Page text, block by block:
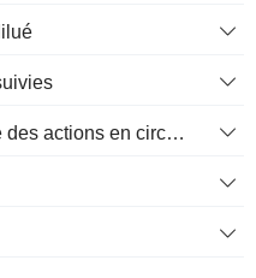
Moyenne pondérée diluée des actions en circulation